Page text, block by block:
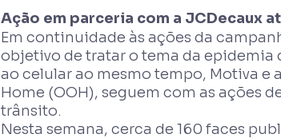
Ação em parceria com a JCDecaux
Em continuidade às ações da
objetivo de tratar o tema da epidemia
ao celular ao mesmo tempo, Motiva
Home (OOH), seguem com as ações
trânsito.
Nesta semana, cerca de 160 faces